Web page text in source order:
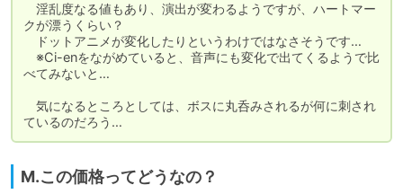
淫乱度なる値もあり、演出が変わるようですが、ハートマー
クが漂うくらい？
ドットアニメが変化したりというわけではなさそうです…
※Ci-enをながめていると、音声にも変化で出てくるようで比
べてみないと…
気になるところとしては、ボスに丸呑みされるが何に刺され
ているのだろう…
M.この価格ってどうなの？